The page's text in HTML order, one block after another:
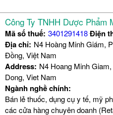
Công Ty TNHH Dược Phẩm
Mã số thuế: 3401291418Điện
Địa chỉ: N4 Hoàng Minh Giám,
Đồng, Việt Nam
Address: N4 Hoang Minh
Dong, Viet Nam
Ngành nghề chính:
Bán lẻ thuốc, dụng cụ y tế, mỹ
các cửa hàng chuyên doanh